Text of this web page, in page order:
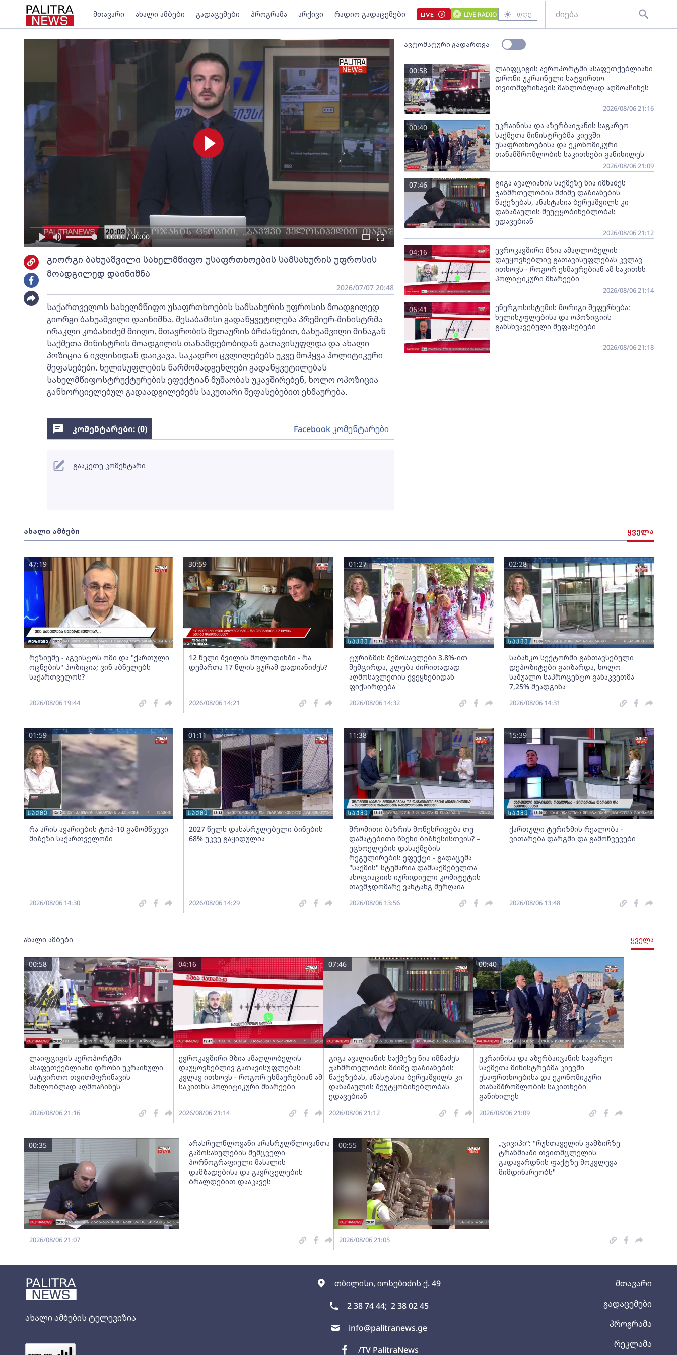
მთავარი ახალი ამბები გადაცემები პროგრამა არქივი რადიო გადაცემები LIVE LIVE RADIO დღე
ახალი ამბების ტელევიზია
თბილისი, იოსებიძის ქ. 49
2 38 74 44; 2 38 02 45
info@palitranews.ge
/TV PalitraNews
მთავარი
გადაცემები
პროგრამა
რეკლამა
00:00 / 00:00
გიორგი ბახუაშვილი სახელმწიფო უსაფრთხოების სამსახურის უფროსის
მოადგილედ დაინიშნა
2026/07/07 20:48
საქართველოს სახელმწიფო უსაფრთხოების სამსახურის უფროსის მოადგილედ
გიორგი ბახუაშვილი დაინიშნა. შესაბამისი გადაწყვეტილება პრემიერ-მინისტრმა
ირაკლი კობახიძემ მიიღო. მთავრობის მეთაურის ბრძანებით, ბახუაშვილი შინაგან
საქმეთა მინისტრის მოადგილის თანამდებობიდან გათავისუფლდა და ახალი
პოზიცია 6 ივლისიდან დაიკავა. საკადრო ცვლილებებს უკვე მოჰყვა პოლიტიკური
შეფასებები. ხელისუფლების წარმომადგენლები გადაწყვეტილებას
სახელმწიფოსტრუქტურების ეფექტიან მუშაობას უკავშირებენ, ხოლო ოპოზიცია
განხორციელებულ გადაადგილებებს საკუთარი შეფასებებით ეხმაურება.
ავტომატური გადართვა
ლაიფციგის აეროპორტში ასაფეთქებლიანი
დრონი უკრაინული სატვირთო
თვითმფრინავის მახლობლად აღმოაჩინეს
00:58
2026/08/06 21:16
უკრაინისა და აზერბაიჯანის საგარეო
საქმეთა მინისტრებმა კიევში
უსაფრთხოებისა და ეკონომიკური
თანამშრომლობის საკითხები განიხილეს
00:40
2026/08/06 21:09
გიგა ავალიანის საქმეზე ნია იმნაძეს
ჯანმრთელობის მძიმე დაზიანების
წაქეზებას, ანასტასია ბერუაშვილს კი
დანაშაულის შეუტყობინებლობას
ედავებიან
07:46
2026/08/06 21:12
ევროკავშირი მზია ამაღლობელის
დაუყოვნებლივ გათავისუფლებას კვლავ
ითხოვს - როგორ ეხმაურებიან ამ საკითხს
პოლიტიკური მხარეები
04:16
2026/08/06 21:14
ენერგოსისტემის მორიგი შეფერხება:
ხელისუფლებისა და ოპოზიციის
განსხვავებული შეფასებები
06:41
2026/08/06 21:18
ახალი ამბები ყველა
რეზიუმე - აგვისტოს ომი და "ქართული
ოცნების" პოზიცია; ვინ აბნელებს
საქართველოს?
47:19
2026/08/06 19:44
12 წელი შვილის მოლოდინში - რა
დემართა 17 წლის გურამ დადიანიძეს?
30:59
2026/08/06 14:21
ტურიზმის შემოსავლები 3.8%-ით
შემცირდა, კლება ძირითადად
აღმოსავლეთის ქვეყნებიდან
ფიქსირდება
01:27
2026/08/06 14:32
საბანკო სექტორში განთავსებული
დეპოზიტები გაიზარდა, ხოლო
საშუალო საპროცენტო განაკვეთმა
7,25% შეადგინა
02:28
2026/08/06 14:31
რა არის ავარიების ტოპ-10 გამომწვევი
მიზეზი საქართველოში
01:59
2026/08/06 14:30
2027 წელს დასასრულებელი ბინების
68% უკვე გაყიდულია
01:11
2026/08/06 14:29
შრომითი ბაზრის მოწესრიგება თუ
დამატებითი წნეხი ბიზნესისთვის? –
უცხოელების დასაქმების
რეგულირების ეფექტი - გადაცემა
"საქმის" სტუმარია დამსაქმებელთა
ასოციაციის იურიდიული კომიტეტის
თავმჯდომარე ვახტანგ შურღაია
11:38
2026/08/06 13:56
ქართული ტურიზმის რეალობა -
ვითარება დარგში და გამოწვევები
15:39
2026/08/06 13:48
ახალი ამბები ყველა
ლაიფციგის აეროპორტში
ასაფეთქებლიანი დრონი უკრაინული
სატვირთო თვითმფრინავის
მახლობლად აღმოაჩინეს
00:58
2026/08/06 21:16
ევროკავშირი მზია ამაღლობელის
დაუყოვნებლივ გათავისუფლებას
კვლავ ითხოვს - როგორ ეხმაურებიან ამ
საკითხს პოლიტიკური მხარეები
04:16
2026/08/06 21:14
გიგა ავალიანის საქმეზე ნია იმნაძეს
ჯანმრთელობის მძიმე დაზიანების
წაქეზებას, ანასტასია ბერუაშვილს კი
დანაშაულის შეუტყობინებლობას
ედავებიან
07:46
2026/08/06 21:12
უკრაინისა და აზერბაიჯანის საგარეო
საქმეთა მინისტრებმა კიევში
უსაფრთხოებისა და ეკონომიკური
თანამშრომლობის საკითხები
განიხილეს
00:40
2026/08/06 21:09
არასრულწლოვანი არასრულწლოვანთა
გამოსახულების შემცველი
პორნოგრაფიული მასალის
დამზადებისა და გავრცელების
ბრალდებით დააკავეს
00:35
2026/08/06 21:07
„ჯივიპი“: "რუსთაველის გამზირზე
ტრანშიაში თვითმცლელის
გადავარდნის ფაქტზე მოკვლევა
მიმდინარეობს"
00:55
2026/08/06 21:05
კომენტარები: (0) Facebook კომენტარები
გააკეთე კომენტარი